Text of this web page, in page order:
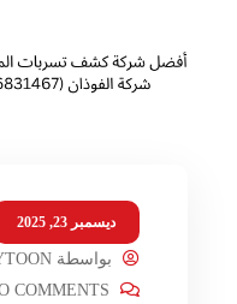
ديسمبر 23, 2025
بواسطة
COMMENTS